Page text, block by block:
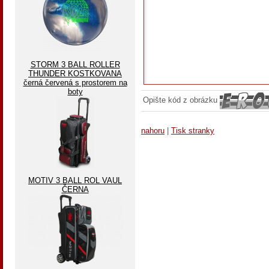
Opište kód z obrázku
nahoru Tisk stranky
STORM 3 BALL ROLLER
THUNDER KOSTKOVANA
černá červená s prostorem na
boty
MOTIV 3 BALL ROL VAUL
ČERNA